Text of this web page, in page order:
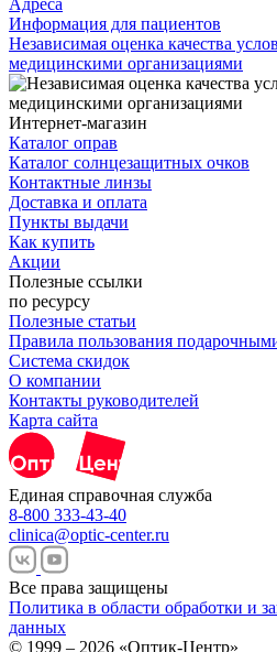
Информация для пациентов
Независимая оценка качества
медицинскими организациями
Интернет-магазин
Каталог оправ
Каталог солнцезащитных очков
Контактные линзы
Доставка и оплата
Пункты выдачи
Как купить
Акции
Полезные ссылки
по ресурсу
Полезные статьи
Правила пользования
Система скидок
О компании
Контакты руководителей
Карта сайта
Единая справочная служба
8-800 333-43-40
clinica@optic-center.ru
Все права защищены
Политика в области обработки и
данных
© 1999 – 2026 «Оптик-Центр»